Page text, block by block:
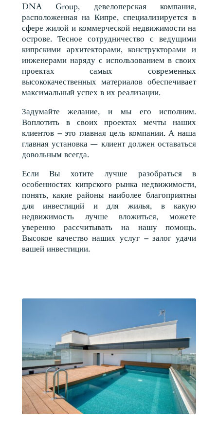
DNA Group, девелоперская компания,
расположенная на Кипре, специализируется в
сфере жилой и коммерческой недвижимости на
острове. Тесное сотрудничество с ведущими
кипрскими архитекторами, конструкторами и
инженерами наряду с использованием в своих
проектах самых современных
высококачественных материалов обеспечивает
максимальный успех в их реализации.
Задумайте желание, и мы его исполним.
Воплотить в своих проектах мечты наших
клиентов – это главная цель компании. А наша
главная установка — клиент должен оставаться
довольным всегда.
Если Вы хотите лучше разобраться в
особенностях кипрского рынка недвижимости,
понять, какие районы наиболее благоприятны
для инвестиций и для жилья, в какую
недвижимость лучше вложиться, можете
уверенно рассчитывать на нашу помощь.
Высокое качество наших услуг – залог удачи
вашей инвестиции.